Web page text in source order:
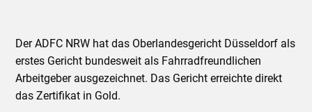
Der ADFC NRW hat das Oberlandesgericht Düsseldorf als
erstes Gericht bundesweit als Fahrradfreundlichen
Arbeitgeber ausgezeichnet. Das Gericht erreichte direkt
das Zertifikat in Gold.